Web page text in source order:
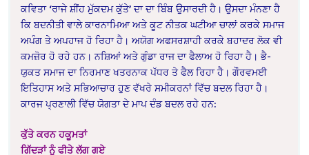
ਕਵਿਤਾ ‘ਰਾਜੇ ਸ਼ੀਂਹ ਮੁੱਕਦਮ ਕੁੱਤੇ’ ਦਾ ਦਾ ਬਿੰਬ ਉਸਾਰਦੀ ਹੈ। ਉਸਦਾ ਮੰਨਣਾ ਹੈ
ਕਿ ਬਦਨੀਤੀ ਵਾਲੇ ਕਾਰਨਾਮਿਆ ਅਤੇ ਕੂਟ ਨੀਤਕ ਘਟੀਆ ਚਾਲਾਂ ਕਰਕੇ ਸਮਾਜ
ਅਪੰਗ ਤੇ ਅਪਹਾਜ ਹੋ ਰਿਹਾ ਹੈ। ਅਯੋਗ ਅਫਸਰਸ਼ਾਹੀ ਕਰਕੇ ਬਹਾਦਰ ਲੋਕ ਵੀ
ਕਮਜ਼ੋਰ ਹੋ ਰਹੇ ਹਨ। ਨਸ਼ਿਆਂ ਅਤੇ ਗੁੰਡਾ ਰਾਜ ਦਾ ਫੈਲਾਅ ਹੋ ਰਿਹਾ ਹੈ। ਭੈ-
ਯੁਕਤ ਸਮਾਜ ਦਾ ਨਿਰਮਾਣ ਖਤਰਨਾਕ ਪੱਧਰ ਤੇ ਫੈਲ ਰਿਹਾ ਹੈ। ਗੌਰਵਮਈ
ਇਤਿਹਾਸ ਅਤੇ ਸਭਿਆਚਾਰ ਹੁਣ ਵੱਖਰੇ ਸਮੀਕਰਨਾਂ ਵਿੱਚ ਬਦਲ ਰਿਹਾ ਹੈ।
ਕਾਰਜ ਪ੍ਰਣਾਲੀ ਵਿੱਚ ਯੋਗਤਾ ਦੇ ਮਾਪ ਦੰਡ ਬਦਲ ਰਹੇ ਹਨ:
ਕੁੱਤੇ ਕਰਨ ਹਕੂਮਤਾਂ
ਗਿੱਦੜਾਂ ਨੂੰ ਫੀਤੇ ਲੱਗ ਗਏ